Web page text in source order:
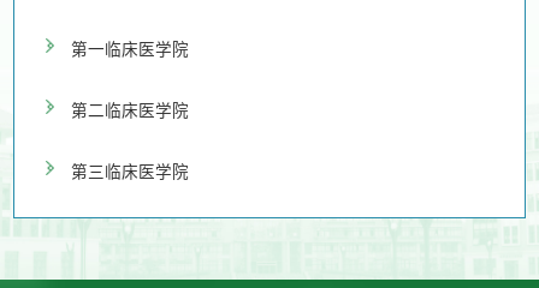
第一临床医学院
第二临床医学院
第三临床医学院